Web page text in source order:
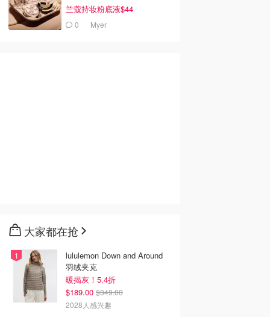
兰蔻持妆粉底液$44
0 Myer
大家都在抢
lululemon Down and Around
羽绒夹克
暖揭灰！5.4折
$189.00 $349.00
2028人感兴趣